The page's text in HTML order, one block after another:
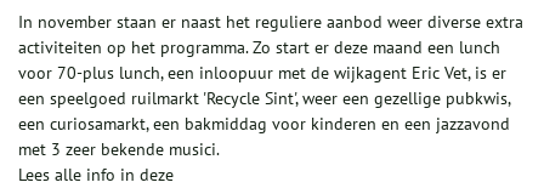
In november staan er naast het reguliere aanbod weer diverse extra
activiteiten op het programma. Zo start er deze maand een lunch
voor 70-plus lunch, een inloopuur met de wijkagent Eric Vet, is er
een speelgoed ruilmarkt 'Recycle Sint', weer een gezellige pubkwis,
een curiosamarkt, een bakmiddag voor kinderen en een jazzavond
met 3 zeer bekende musici.
Lees alle info in deze